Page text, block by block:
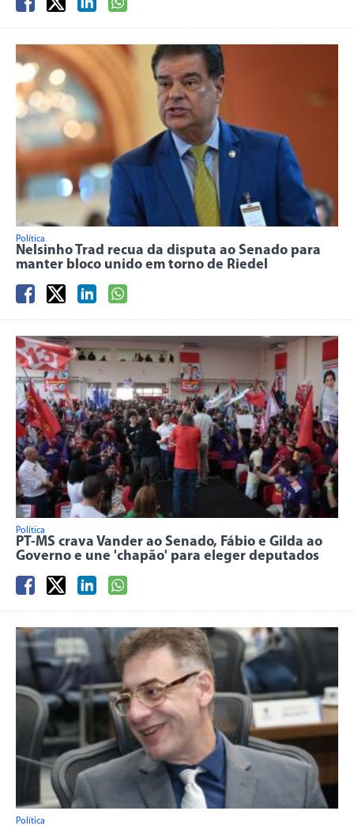
Política
Nelsinho Trad recua da disputa ao Senado para
manter bloco unido em torno de Riedel
Política
PT-MS crava Vander ao Senado, Fábio e Gilda ao
Governo e une 'chapão' para eleger deputados
Política